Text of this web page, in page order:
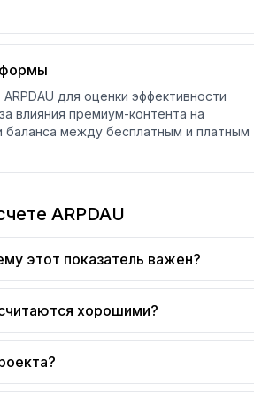
для оценки эффективности
влияния премиум-контента на
баланса между бесплатным и платным
ARPDAU
этот показатель важен?
хорошими?